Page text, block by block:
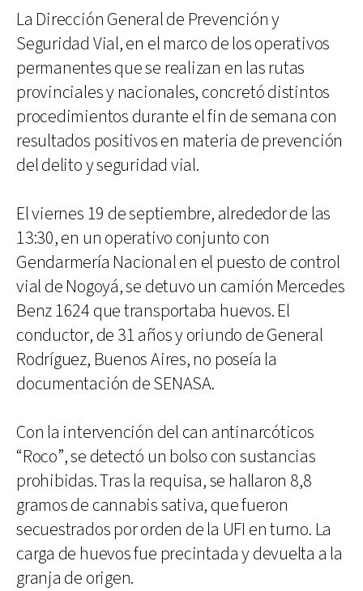
La Dirección General de Prevención y
Seguridad Vial, en el marco de los operativos
permanentes que se realizan en las rutas
provinciales y nacionales, concretó distintos
procedimientos durante el fin de semana con
resultados positivos en materia de prevención
del delito y seguridad vial.
El viernes 19 de septiembre, alrededor de las
13:30, en un operativo conjunto con
Gendarmería Nacional en el puesto de control
vial de Nogoyá, se detuvo un camión Mercedes
Benz 1624 que transportaba huevos. El
conductor, de 31 años y oriundo de General
Rodríguez, Buenos Aires, no poseía la
documentación de SENASA.
Con la intervención del can antinarcóticos
“Roco”, se detectó un bolso con sustancias
prohibidas. Tras la requisa, se hallaron 8,8
gramos de cannabis sativa, que fueron
secuestrados por orden de la UFI en turno. La
carga de huevos fue precintada y devuelta a la
granja de origen.